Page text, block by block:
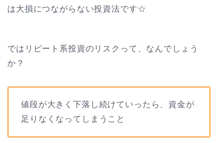
は大損につながらない投資法です☆
ではリピート系投資のリスクって、なんでしょう
か？
値段が大きく下落し続けていったら、資金が
足りなくなってしまうこと